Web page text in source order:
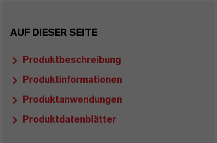
AUF DIESER SEITE
Produktbeschreibung
Produktinformationen
Produktanwendungen
Produktdatenblätter